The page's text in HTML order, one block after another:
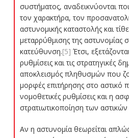
συστήματος, αναδεικνύονται
τον χαρακτήρα, τον
αστυνομικής καταστολής και
μεταρρύθμισης της αστυνομίας
κατεύθυνση.[5] Έτσι,
ρυθμίσεις και τις στρατηγικές
αποκλεισμός πληθυσμών που
μορφές επιτήρησης στο αστικό
νομοθετικές ρυθμίσεις και η
στρατιωτικοποίηση των
Αν η αστυνομία θεωρείται